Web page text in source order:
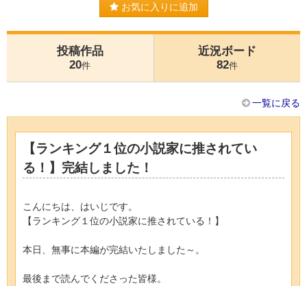
お気に入りに追加
投稿作品
20件
近況ボード
82件
一覧に戻る
【ランキング１位の小説家に推されてい
る！】完結しました！
こんにちは、はいじです。
【ランキング１位の小説家に推されている！】
本日、無事に本編が完結いたしました～。
最後まで読んでくださった皆様。